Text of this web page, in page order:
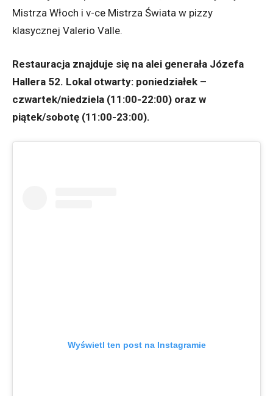
Mistrza Włoch i v-ce Mistrza Świata w pizzy
klasycznej Valerio Valle.
Restauracja znajduje się na alei generała Józefa
Hallera 52. Lokal otwarty: poniedziałek –
czwartek/niedziela (11:00-22:00) oraz w
piątek/sobotę (11:00-23:00).
Wyświetl ten post na Instagramie